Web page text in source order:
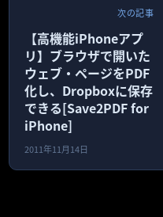
次の記事
【高機能iPhoneアプ
リ】ブラウザで開いた
ウェブ・ページをPDF
化し、Dropboxに保存
できる[Save2PDF for
iPhone]
2011年11月14日